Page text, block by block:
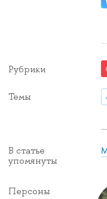
Рубрики
Темы
В статье
упомянуты
Персоны